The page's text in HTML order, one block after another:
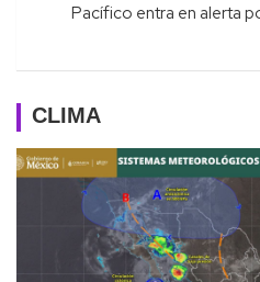
Pacífico entra en alerta
CLIMA